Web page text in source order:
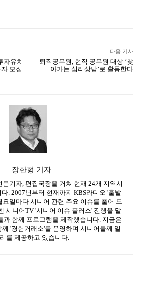
자유치
모집
다음 기사
퇴직공무원, 현직 공무원 대상 ‘찾
아가는 심리상담’로 활동한다
장한형 기자
문기자, 편집국장을 거쳐 현재 24개 지역시
. 2007년부터 현재까지 KBS라디오 '출발
요일마다 시니어 관련 주요 이슈를 풀어 드
시니어TV '시니어 이슈 플러스' 진행을 맡
과 함께 프로그램을 제작했습니다. 지금은
'경험거래소'를 운영하며 시니어들께 일
를 제공하고 있습니다.